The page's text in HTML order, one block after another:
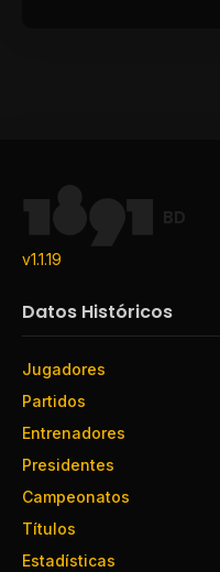
BD
v1.1.19
Datos Históricos
Jugadores
Partidos
Entrenadores
Presidentes
Campeonatos
Títulos
Estadísticas